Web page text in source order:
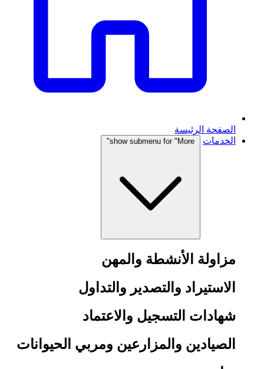
الصفحة الرئيسة
الخدمات
show submenu for "More"
مزاولة الأنشطة والمهن
الاستيراد والتصدير والتداول
شهادات التسجيل والاعتماد
الصيادين والمزارعين ومربي الحيوانات